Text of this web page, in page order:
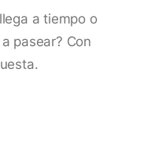
a tiempo o
pasear? Con